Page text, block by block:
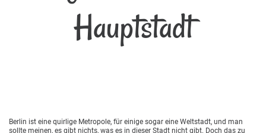
Hauptstadt
Berlin ist eine quirlige Metropole, für einige sogar eine Weltstadt, und man
sollte meinen, es gibt nichts, was es in dieser Stadt nicht gibt. Doch das zu